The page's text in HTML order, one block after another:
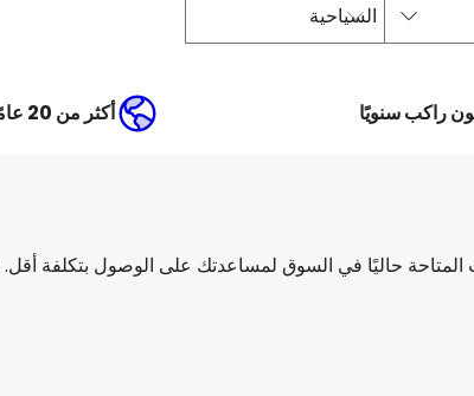
السياحية
أكثر من 20 عامًا من الخبرة
حاليًا في السوق لمساعدتك على الوصول بتكلفة أقل.